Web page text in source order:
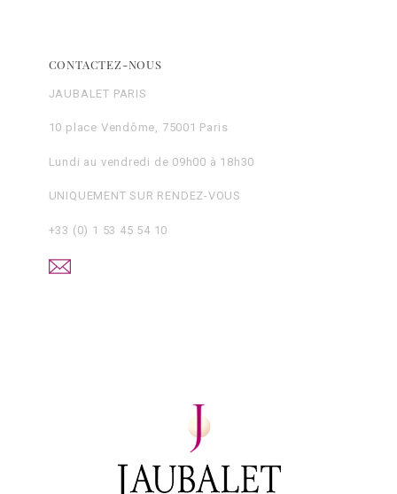
CONTACTEZ-NOUS
JAUBALET PARIS
10 place Vendôme, 75001 Paris
Lundi au vendredi de 09h00 à 18h30
UNIQUEMENT SUR RENDEZ-VOUS
+33 (0) 1 53 45 54 10